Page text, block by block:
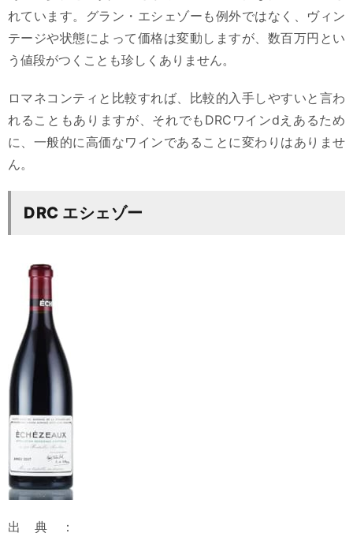
れています。グラン・エシェゾーも例外ではなく、ヴィン
テージや状態によって価格は変動しますが、数百万円とい
う値段がつくことも珍しくありません。
ロマネコンティと比較すれば、比較的入手しやすいと言わ
れることもありますが、それでもDRCワインdえあるため
に、一般的に高価なワインであることに変わりはありませ
ん。
DRC エシェゾー
出典：